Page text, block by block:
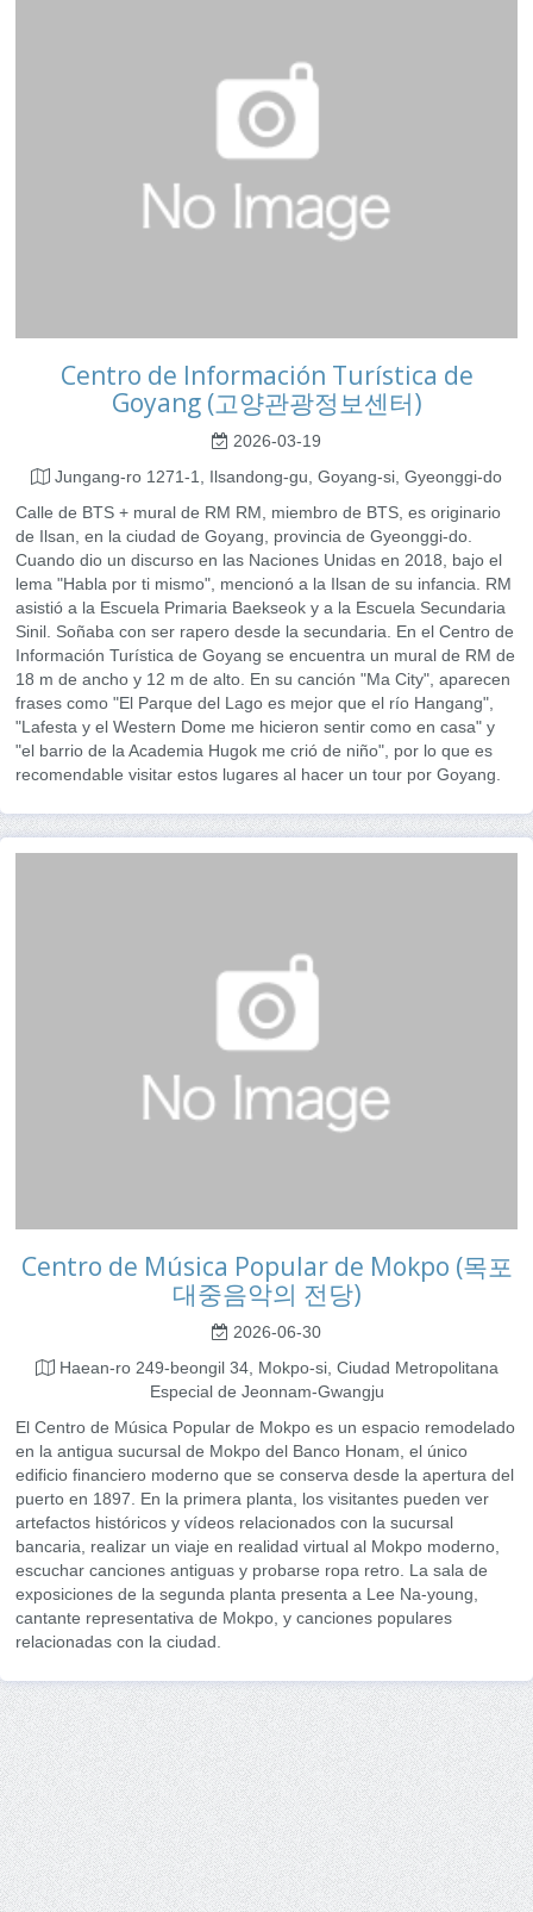
Centro de Información Turística de
Goyang (고양관광정보센터)
2026-03-19
Jungang-ro 1271-1, Ilsandong-gu, Goyang-si, Gyeonggi-do
Calle de BTS + mural de RM RM, miembro de BTS, es originario
de Ilsan, en la ciudad de Goyang, provincia de Gyeonggi-do.
Cuando dio un discurso en las Naciones Unidas en 2018, bajo el
lema "Habla por ti mismo", mencionó a la Ilsan de su infancia. RM
asistió a la Escuela Primaria Baekseok y a la Escuela Secundaria
Sinil. Soñaba con ser rapero desde la secundaria. En el Centro de
Información Turística de Goyang se encuentra un mural de RM de
18 m de ancho y 12 m de alto. En su canción "Ma City", aparecen
frases como "El Parque del Lago es mejor que el río Hangang",
"Lafesta y el Western Dome me hicieron sentir como en casa" y
"el barrio de la Academia Hugok me crió de niño", por lo que es
recomendable visitar estos lugares al hacer un tour por Goyang.
Centro de Música Popular de Mokpo (목포
대중음악의 전당)
2026-06-30
Haean-ro 249-beongil 34, Mokpo-si, Ciudad Metropolitana
Especial de Jeonnam-Gwangju
El Centro de Música Popular de Mokpo es un espacio remodelado
en la antigua sucursal de Mokpo del Banco Honam, el único
edificio financiero moderno que se conserva desde la apertura del
puerto en 1897. En la primera planta, los visitantes pueden ver
artefactos históricos y vídeos relacionados con la sucursal
bancaria, realizar un viaje en realidad virtual al Mokpo moderno,
escuchar canciones antiguas y probarse ropa retro. La sala de
exposiciones de la segunda planta presenta a Lee Na-young,
cantante representativa de Mokpo, y canciones populares
relacionadas con la ciudad.